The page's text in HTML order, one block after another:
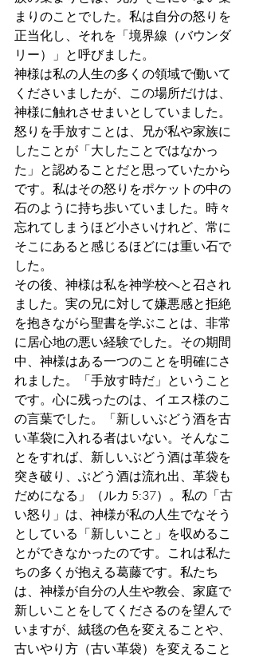
まりのことでした。私は自分の怒りを
正当化し、それを「境界線（バウンダ
リー）」と呼びました。
神様は私の人生の多くの領域で働いて
くださいましたが、この場所だけは、
神様に触れさせまいとしていました。
怒りを手放すことは、兄が私や家族に
したことが「大したことではなかっ
た」と認めることだと思っていたから
です。私はその怒りをポケットの中の
石のように持ち歩いていました。時々
忘れてしまうほど小さいけれど、常に
そこにあると感じるほどには重い石で
した。
その後、神様は私を神学校へと召され
ました。実の兄に対して嫌悪感と拒絶
を抱きながら聖書を学ぶことは、非常
に居心地の悪い経験でした。その期間
中、神様はある一つのことを明確にさ
れました。「手放す時だ」ということ
です。心に残ったのは、イエス様のこ
の言葉でした。「新しいぶどう酒を古
い革袋に入れる者はいない。そんなこ
とをすれば、新しいぶどう酒は革袋を
突き破り、ぶどう酒は流れ出、革袋も
だめになる」（ルカ 5:37）。私の「古
い怒り」は、神様が私の人生でなそう
としている「新しいこと」を収めるこ
とができなかったのです。これは私た
ちの多くが抱える葛藤です。私たち
は、神様が自分の人生や教会、家庭で
新しいことをしてくださるのを望んで
いますが、絨毯の色を変えることや、
古いやり方（古い革袋）を変えること